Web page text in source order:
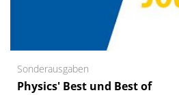
Sonderausgaben
Physics' Best und Best of